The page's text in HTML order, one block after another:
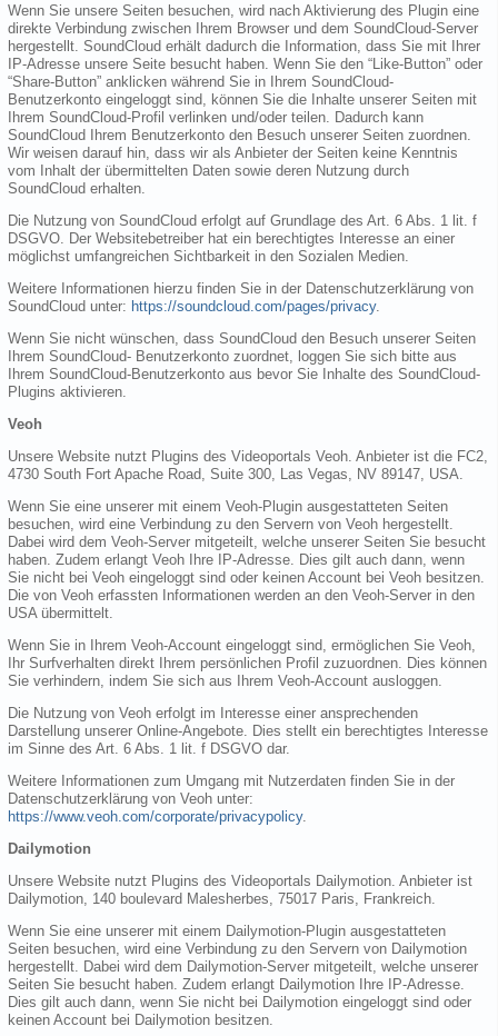
Wenn Sie unsere Seiten besuchen, wird nach Aktivierung des Plugin eine
direkte Verbindung zwischen Ihrem Browser und dem SoundCloud-Server
hergestellt. SoundCloud erhält dadurch die Information, dass Sie mit Ihrer
IP-Adresse unsere Seite besucht haben. Wenn Sie den “Like-Button” oder
“Share-Button” anklicken während Sie in Ihrem SoundCloud-
Benutzerkonto eingeloggt sind, können Sie die Inhalte unserer Seiten mit
Ihrem SoundCloud-Profil verlinken und/oder teilen. Dadurch kann
SoundCloud Ihrem Benutzerkonto den Besuch unserer Seiten zuordnen.
Wir weisen darauf hin, dass wir als Anbieter der Seiten keine Kenntnis
vom Inhalt der übermittelten Daten sowie deren Nutzung durch
SoundCloud erhalten.
Die Nutzung von SoundCloud erfolgt auf Grundlage des Art. 6 Abs. 1 lit. f
DSGVO. Der Websitebetreiber hat ein berechtigtes Interesse an einer
möglichst umfangreichen Sichtbarkeit in den Sozialen Medien.
Weitere Informationen hierzu finden Sie in der Datenschutzerklärung von
SoundCloud unter: https://soundcloud.com/pages/privacy.
Wenn Sie nicht wünschen, dass SoundCloud den Besuch unserer Seiten
Ihrem SoundCloud- Benutzerkonto zuordnet, loggen Sie sich bitte aus
Ihrem SoundCloud-Benutzerkonto aus bevor Sie Inhalte des SoundCloud-
Plugins aktivieren.
Veoh
Unsere Website nutzt Plugins des Videoportals Veoh. Anbieter ist die FC2,
4730 South Fort Apache Road, Suite 300, Las Vegas, NV 89147, USA.
Wenn Sie eine unserer mit einem Veoh-Plugin ausgestatteten Seiten
besuchen, wird eine Verbindung zu den Servern von Veoh hergestellt.
Dabei wird dem Veoh-Server mitgeteilt, welche unserer Seiten Sie besucht
haben. Zudem erlangt Veoh Ihre IP-Adresse. Dies gilt auch dann, wenn
Sie nicht bei Veoh eingeloggt sind oder keinen Account bei Veoh besitzen.
Die von Veoh erfassten Informationen werden an den Veoh-Server in den
USA übermittelt.
Wenn Sie in Ihrem Veoh-Account eingeloggt sind, ermöglichen Sie Veoh,
Ihr Surfverhalten direkt Ihrem persönlichen Profil zuzuordnen. Dies können
Sie verhindern, indem Sie sich aus Ihrem Veoh-Account ausloggen.
Die Nutzung von Veoh erfolgt im Interesse einer ansprechenden
Darstellung unserer Online-Angebote. Dies stellt ein berechtigtes Interesse
im Sinne des Art. 6 Abs. 1 lit. f DSGVO dar.
Weitere Informationen zum Umgang mit Nutzerdaten finden Sie in der
Datenschutzerklärung von Veoh unter:
https://www.veoh.com/corporate/privacypolicy.
Dailymotion
Unsere Website nutzt Plugins des Videoportals Dailymotion. Anbieter ist
Dailymotion, 140 boulevard Malesherbes, 75017 Paris, Frankreich.
Wenn Sie eine unserer mit einem Dailymotion-Plugin ausgestatteten
Seiten besuchen, wird eine Verbindung zu den Servern von Dailymotion
hergestellt. Dabei wird dem Dailymotion-Server mitgeteilt, welche unserer
Seiten Sie besucht haben. Zudem erlangt Dailymotion Ihre IP-Adresse.
Dies gilt auch dann, wenn Sie nicht bei Dailymotion eingeloggt sind oder
keinen Account bei Dailymotion besitzen.